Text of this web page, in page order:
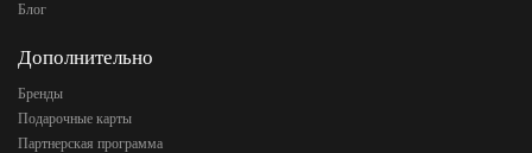
Блог
Дополнительно
Бренды
Подарочные карты
Партнерская программа